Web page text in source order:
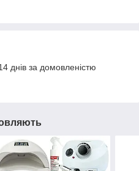
днів за домовленістю